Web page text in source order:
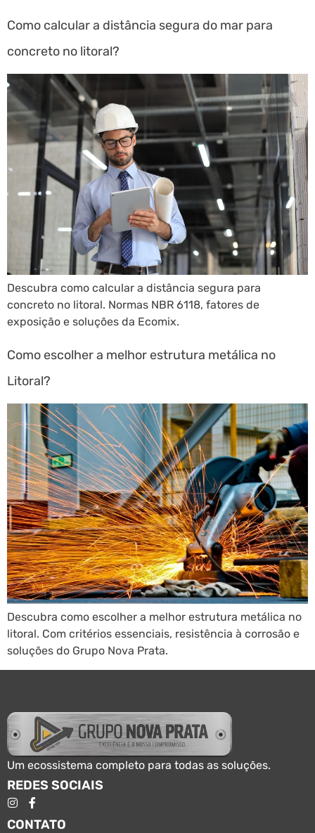
Como calcular a distância segura do mar para
concreto no litoral?
Descubra como calcular a distância segura para
concreto no litoral. Normas NBR 6118, fatores de
exposição e soluções da Ecomix.
Como escolher a melhor estrutura metálica no
Litoral?
Descubra como escolher a melhor estrutura metálica no
litoral. Com critérios essenciais, resistência à corrosão e
soluções do Grupo Nova Prata.
Um ecossistema completo para todas as soluções.
REDES SOCIAIS
CONTATO